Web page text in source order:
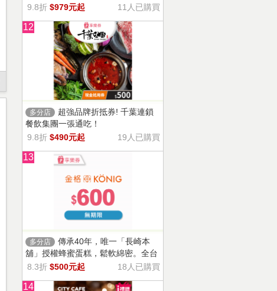
9.8折 $979元起 11人已購買
12
多分店
超強品牌折抵券! 千葉連鎖
餐飲集團一張通吃！
9.8折 $490元起 19人已購買
13
多分店
傳承40年，唯一「長崎本
舖」授權蜂蜜蛋糕，鬆軟綿密。全台
13家門市適用，自選商品，幸福烘焙
8.3折 $500元起 18人已購買
14